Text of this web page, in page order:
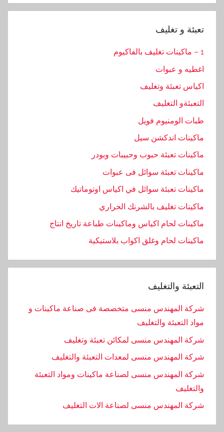
تعبئة و تغليف
1 – ماكينات تغليف بالفاكيوم
اغطيه و عبوات
اكياس تعبئة وتغليف
التعبئةو التغليف
طبات الومنيوم فويل
ماكينات اندكشن سيل
ماكينات تعبئة حبوب وحبيبات وبودر
ماكينات تعبئة سوائل فى عبوات
ماكينات تعبئة سوائل في اكياس اوتوماتيك
ماكينات تغليف بالشرنك الحراري
ماكينات لحام اكياس وماكينات طباعة تاريخ انتاج
ماكينات لحام وغلق اكواب بلاستيكية
التعبئة والتغليف
شركة المهندس منسى متخصصة فى صناعة ماكينات و
مواد التعبئة والتغليف
شركة المهندس منسى لمكائن تعبئة وتغليف
شركة المهندس منسى لمعدات التعبئة والتغليف
شركة المهندس منسى لصناعة ماكينات ومواد التعبئة
والتغليف
‏شركة المهندس منسى لصناعة الات التغليف